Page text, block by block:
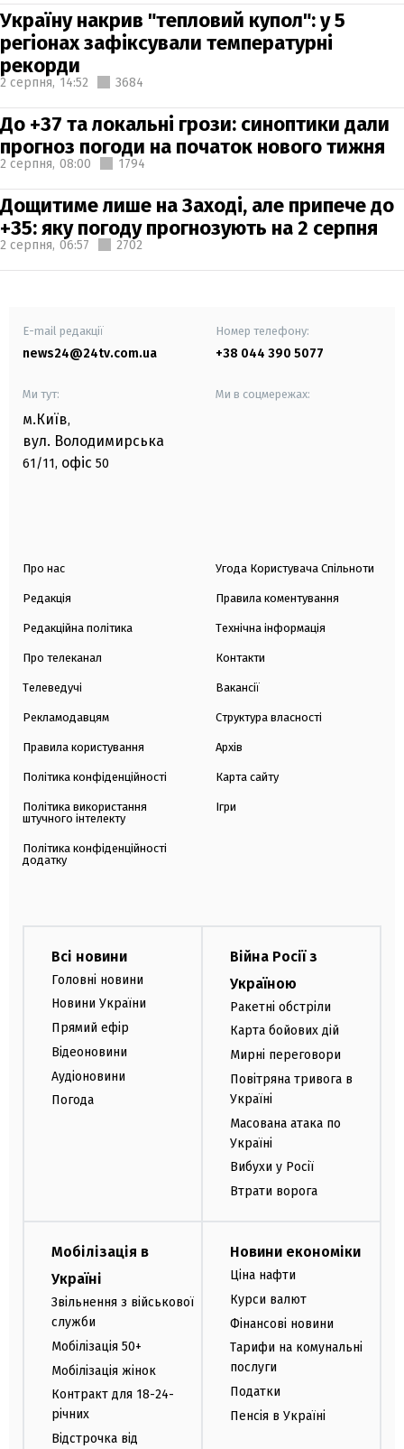
Україну накрив "тепловий купол": у 5
регіонах зафіксували температурні
рекорди
2 серпня, 14:52 3684
До +37 та локальні грози: синоптики дали
прогноз погоди на початок нового тижня
2 серпня, 08:00 1794
Дощитиме лише на Заході, але припече до
+35: яку погоду прогнозують на 2 серпня
2 серпня, 06:57 2702
E-mail редакції
news24@24tv.com.ua
Номер телефону:
+38 044 390 5077
Ми тут:
м.Київ,
вул. Володимирська
61/11, офіс 50
Ми в соцмережах:
Про нас
Редакція
Редакційна політика
Про телеканал
Телеведучі
Рекламодавцям
Правила користування
Політика конфіденційності
Політика використання
штучного інтелекту
Політика конфіденційності
додатку
Угода Користувача Спільноти
Правила коментування
Технічна інформація
Контакти
Вакансії
Структура власності
Архів
Карта сайту
Ігри
Всі новини
Головні новини
Новини України
Прямий ефір
Відеоновини
Аудіоновини
Погода
Війна Росії з
Україною
Ракетні обстріли
Карта бойових дій
Мирні переговори
Повітряна тривога в
Україні
Масована атака по
Україні
Вибухи у Росії
Втрати ворога
Мобілізація в
Україні
Звільнення з військової
служби
Мобілізація 50+
Мобілізація жінок
Контракт для 18-24-
річних
Відстрочка від
Новини економіки
Ціна нафти
Курси валют
Фінансові новини
Тарифи на комунальні
послуги
Податки
Пенсія в Україні